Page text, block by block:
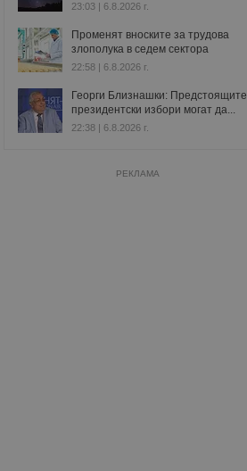
23:03 | 6.8.2026 г.
Променят вноските за трудова
злополука в седем сектора
22:58 | 6.8.2026 г.
Георги Близнашки: Предстоящите
президентски избори могат да...
22:38 | 6.8.2026 г.
РЕКЛАМА